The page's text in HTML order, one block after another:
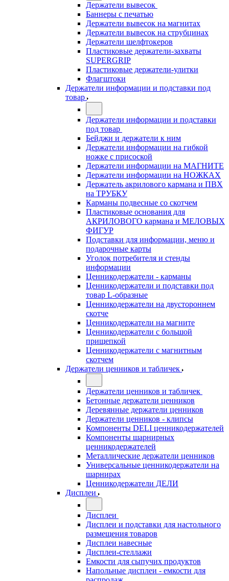
Держатели вывесок
Баннеры с печатью
Держатели вывесок на магнитах
Держатели вывесок на струбцинах
Держатели шелфтокеров
Пластиковые держатели-захваты
SUPERGRIP
Пластиковые держатели-улитки
Флагштоки
Держатели информации и подставки под
товар
Держатели информации и подставки
под товар
Бейджи и держатели к ним
Держатели информации на гибкой
ножке с присоской
Держатели информации на МАГНИТЕ
Держатели информации на НОЖКАХ
Держатель акрилового кармана и ПВХ
на ТРУБКУ
Карманы подвесные со скотчем
Пластиковые основания для
АКРИЛОВОГО кармана и МЕЛОВЫХ
ФИГУР
Подставки для информации, меню и
подарочные карты
Уголок потребителя и стенды
информации
Ценникодержатели - карманы
Ценникодержатели и подставки под
товар L-образные
Ценникодержатели на двустороннем
скотче
Ценникодержатели на магните
Ценникодержатели с большой
прищепкой
Ценникодержатели с магнитным
скотчем
Держатели ценников и табличек
Держатели ценников и табличек
Бетонные держатели ценников
Деревянные держатели ценников
Держатели ценников - клипсы
Компоненты DELI ценникодержателей
Компоненты шарнирных
ценникодержателей
Металлические держатели ценников
Универсальные ценникодержатели на
шарнирах
Ценникодержатели ДЕЛИ
Дисплеи
Дисплеи
Дисплеи и подставки для настольного
размещения товаров
Дисплеи навесные
Дисплеи-стеллажи
Емкости для сыпучих продуктов
Напольные дисплеи - емкости для